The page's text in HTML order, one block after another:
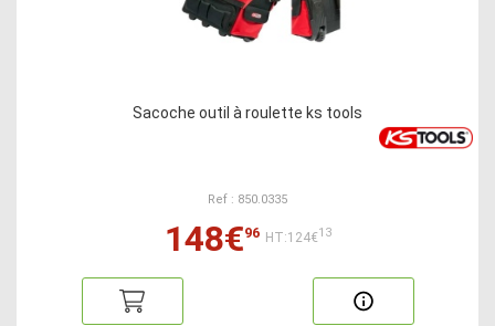
Sacoche outil à roulette ks tools
Ref : 850.0335
148€96 HT:124€13